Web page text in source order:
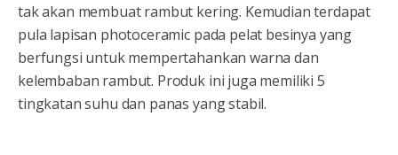
tak akan membuat rambut kering. Kemudian terdapat
pula lapisan photoceramic pada pelat besinya yang
berfungsi untuk mempertahankan warna dan
kelembaban rambut. Produk ini juga memiliki 5
tingkatan suhu dan panas yang stabil.